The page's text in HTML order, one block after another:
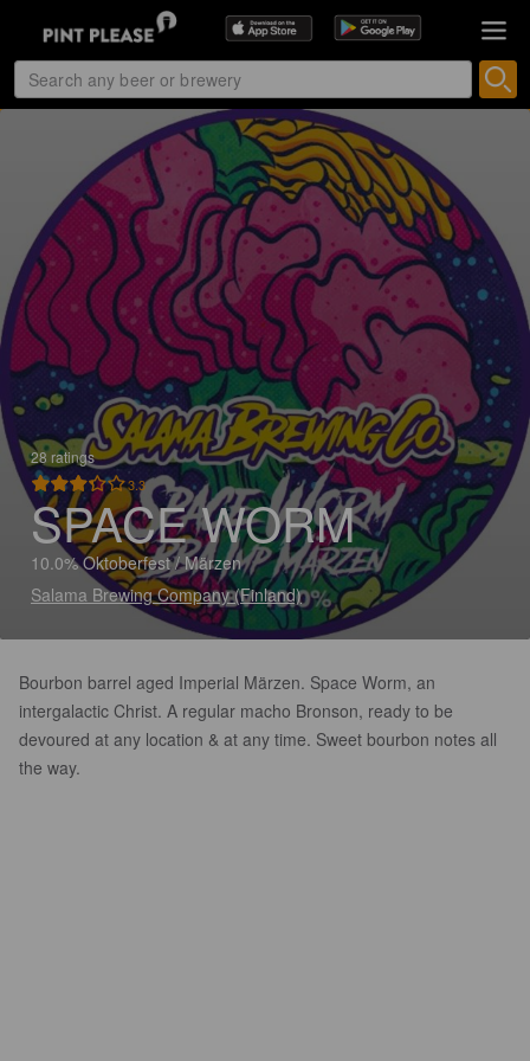
28 ratings
3.3
SPACE WORM
10.0% Oktoberfest / Märzen
Salama Brewing Company (Finland)
Bourbon barrel aged Imperial Märzen. Space Worm, an
intergalactic Christ. A regular macho Bronson, ready to be
devoured at any location & at any time. Sweet bourbon notes all
the way.